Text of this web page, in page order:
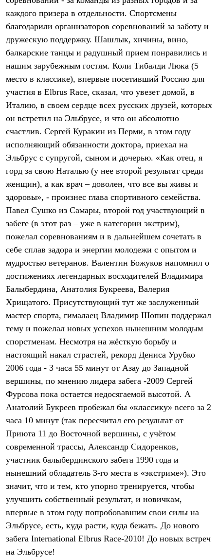
PEAK
ЗА ПОЛЯРНЫМ КРУГОМ
TREK
BASK kids
CITY
BASK juno
ИДЁМ В ПОХОД
Дневник капитана
Каталог дилеров
Баск сегодня
История
Отцы основатели
Производство
Баск в вашем городе
Контроль качества
Команда Баск
Сотрудничество
Стать дилером
Корпоративным клиентам
Услуги
Где купить
каждого призера в отдельности. Спортсмены
благодарили организаторов соревнований за заботу и
дружескую поддержку. Шашлык, хичины, вино,
балкарские танцы и радушный прием понравились и
нашим зарубежным гостям. Коли Тибалди Люка (5
место в классике), впервые посетивший Россию для
участия в Elbrus Race, сказал, что увезет домой, в
Италию, в своем сердце всех русских друзей, которых
он встретил на Эльбрусе, и что он абсолютно
счастлив. Сергей Куракин из Перми, в этом году
исполняющий обязанности доктора, приехал на
Эльбрус с супругой, сыном и дочерью. «Как отец, я
горд за свою Наталью (у нее второй результат среди
женщин), а как врач – доволен, что все вы живы и
здоровы», - произнес глава спортивного семейства.
Павел Сушко из Самары, второй год участвующий в
забеге (в этот раз – уже в категории экстрим),
пожелал соревнованиям и в дальнейшем сочетать в
себе сплав задора и энергии молодежи с опытом и
мудростью ветеранов. Валентин Божуков напомнил о
достижениях легендарных восходителей Владимира
Балыбердина, Анатолия Букреева, Валерия
Хрищатого. Присутствующий тут же заслуженный
мастер спорта, гималаец Владимир Шопин поддержал
тему и пожелал новых успехов нынешним молодым
спорстменам. Несмотря на жёсткую борьбу и
настоящий накал страстей, рекорд Дениса Урубко
2006 года - 3 часа 55 минут от Азау до Западной
вершины, по мнению лидера забега -2009 Сергей
Фурсова пока остается недосягаемой высотой. А
Анатолий Букреев пробежал бы «классику» всего за 2
часа 10 минут (так пересчитал его результат от
Приюта 11 до Восточной вершины, с учётом
современной трассы, Александр Сидоренков,
участник балыбердинского забега 1990 года и
нынешний обладатель 3-го места в «экстриме»). Это
значит, что и тем, кто упорно тренируется, чтобы
улучшить собственный результат, и новичкам,
впервые в этом году попробовавшим свои силы на
Эльбрусе, есть, куда расти, куда бежать. До нового
забега International Elbrus Race-2010! До новых встреч
на Эльбрусе!